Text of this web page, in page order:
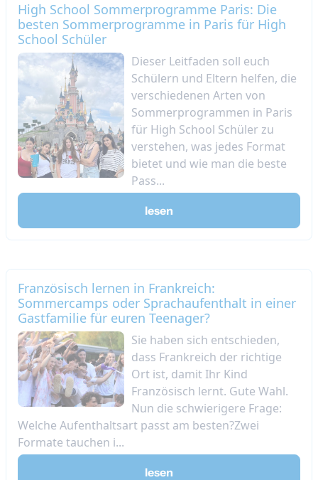
High School Sommerprogramme Paris: Die
besten Sommerprogramme in Paris für High
School Schüler
Dieser Leitfaden soll euch
Schülern und Eltern helfen, die
verschiedenen Arten von
Sommerprogrammen in Paris
für High School Schüler zu
verstehen, was jedes Format
bietet und wie man die beste
Pass...
lesen
Französisch lernen in Frankreich:
Sommercamps oder Sprachaufenthalt in einer
Gastfamilie für euren Teenager?
Sie haben sich entschieden,
dass Frankreich der richtige
Ort ist, damit Ihr Kind
Französisch lernt. Gute Wahl.
Nun die schwierigere Frage:
Welche Aufenthaltsart passt am besten?Zwei
Formate tauchen i...
lesen